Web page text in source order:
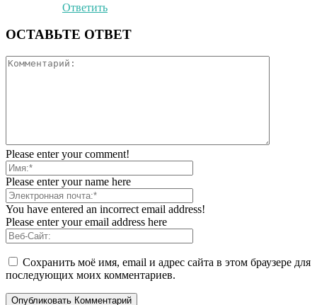
Ответить
ОСТАВЬТЕ ОТВЕТ
Please enter your comment!
Please enter your name here
You have entered an incorrect email address!
Please enter your email address here
Сохранить моё имя, email и адрес сайта в этом браузере для
последующих моих комментариев.